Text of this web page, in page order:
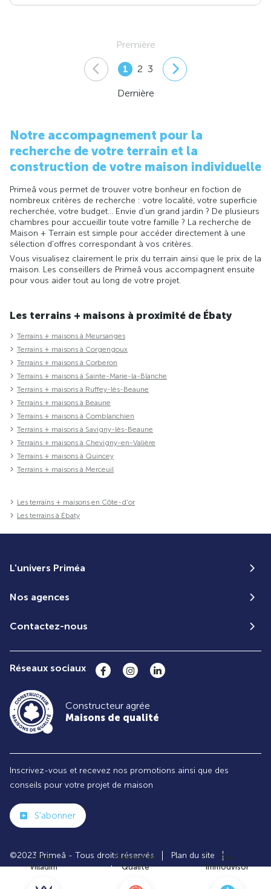
Club
Villadim
Maisons de
Qualité
Avis
Immodvisor
Première
1 2 3
Dernière
Notre accompagnement pour la
recherche de votre terrain et la
construction de votre maison individuelle
Primeâ vous permet de trouver votre bonheur en foction de
nombreux critères de recherche : votre localité, votre superficie
recherchée, votre budget... Envie d'un grand jardin ? De plusieurs
chambres pour accueillir toute votre famille ? La recherche de
Maison + Terrain est simple pour accéder directement à une
sélection d'offres correspondant à vos critères.
Vous visualisez clairement le prix du terrain ainsi que le prix de la
maison. Les conseillers de Primeâ vous accompagnent ensuite
pour vous aider tout au long de votre projet.
Les terrains + maisons à proximité de Ébaty
Terrains + maisons à Meursanges
Terrains + maisons à Corgengoux
Terrains + maisons à Corberon
Terrains + maisons à Sainte-Marie-la-Blanche
Terrains + maisons à Ruffey-lès-Beaune
Terrains + maisons à Beaune
Terrains + maisons à Comblanchien
Terrains + maisons à Savigny-lès-Beaune
Terrains + maisons à Chevigny-en-Valière
Terrains + maisons à Quincey
Terrains + maisons à Merceuil
Les terrains + maisons en Côte-d'or
Les terrains à Ébaty
L'univers Priméa
Nos agences
Contactez-nous
Réseaux sociaux
Constructeur agrée
Maisons de qualité
Inscrivez-vous et recevez nos promotions ainsi que des
conseils pour votre projet de maison
S'abonner
©2023 Primeâ - Tous droits réservés
Plan du site
Paramètres des cookies
Politiques de Confidentialités
Mentions légales
Recrutement